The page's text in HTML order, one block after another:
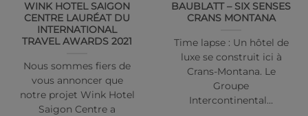
WINK HOTEL SAIGON
CENTRE LAURÉAT DU
INTERNATIONAL
TRAVEL AWARDS 2021
Nous sommes fiers de
vous annoncer que
notre projet Wink Hotel
Saigon Centre a
BAUBLATT – SIX SENSES
CRANS MONTANA
Time lapse : Un hôtel de
luxe se construit ici à
Crans-Montana. Le
Groupe
Intercontinental…